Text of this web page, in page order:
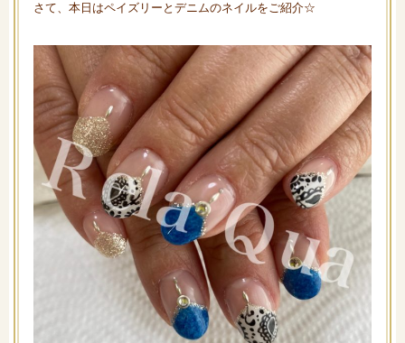
さて、本日はペイズリーとデニムのネイルをご紹介☆